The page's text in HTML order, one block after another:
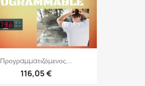
Προγραμματιζόμενος...
116,05 €